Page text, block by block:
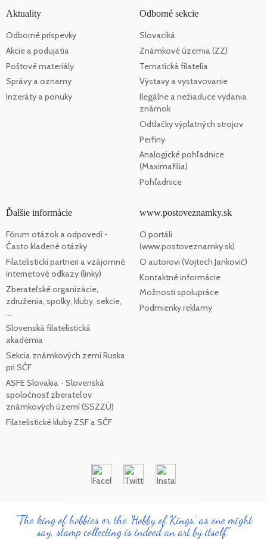
Aktuality
Odborné príspevky
Akcie a podujatia
Poštové materiály
Správy a oznamy
Inzeráty a ponuky
Odborné sekcie
Slovaciká
Známkové územia (ZZ)
Tematická filatelia
Výstavy a vystavovanie
Ilegálne a nežiaduce vydania
známok
Odtlačky výplatných strojov
Perfiny
Analogické pohľadnice
(Maximafília)
Pohľadnice
Ďalšie informácie
Fórum otázok a odpovedí -
Často kladené otázky
Filatelistickí partneri a vzájomné
internetové odkazy (linky)
Zberateľské organizácie,
združenia, spolky, kluby, sekcie,
Slovenská filatelistická
akadémia
Sekcia známkových zemí Ruska
pri SČF
ASFE Slovakia - Slovenská
spoločnosť zberateľov
známkových území (SSZZÚ)
Filatelistické kluby ZSF a SČF
www.postoveznamky.sk
O portáli
(www.postoveznamky.sk)
O autorovi (Vojtech Jankovič)
Kontaktné informácie
Možnosti spolupráce
Podmienky reklamy
"The king of hobbies or the 'Hobby of Kings', as one might
say, stamp collecting is indeed an art by itself"